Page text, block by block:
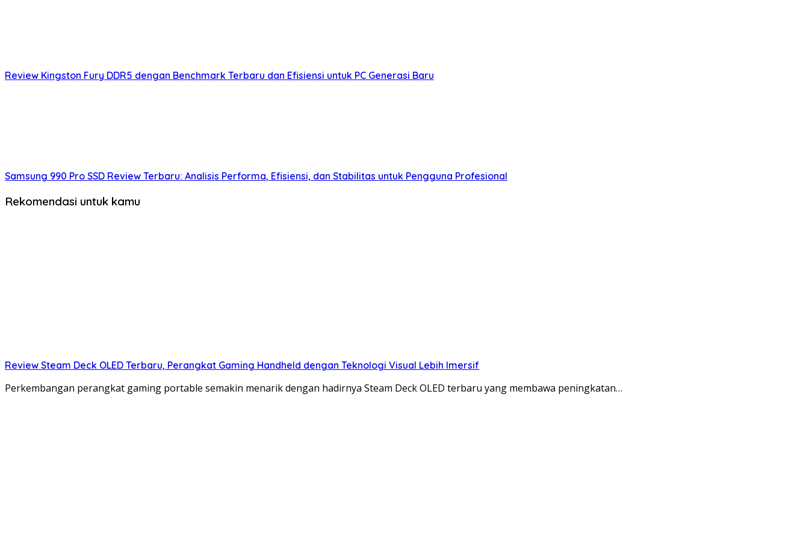
Review Kingston Fury DDR5 dengan Benchmark Terbaru dan Efisiensi untuk PC Generasi Baru
Samsung 990 Pro SSD Review Terbaru: Analisis Performa, Efisiensi, dan Stabilitas untuk Pengguna Profesional
Rekomendasi untuk kamu
Review Steam Deck OLED Terbaru, Perangkat Gaming Handheld dengan Teknologi Visual Lebih Imersif
Perkembangan perangkat gaming portable semakin menarik dengan hadirnya Steam Deck OLED terbaru yang membawa peningkatan…